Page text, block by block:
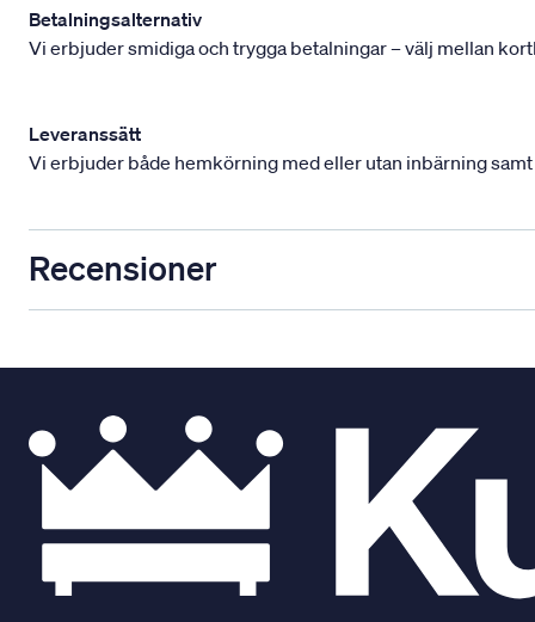
Betalningsalternativ
Vi erbjuder smidiga och trygga betalningar – välj mellan
Leveranssätt
Vi erbjuder både hemkörning med eller utan inbärning
Recensioner